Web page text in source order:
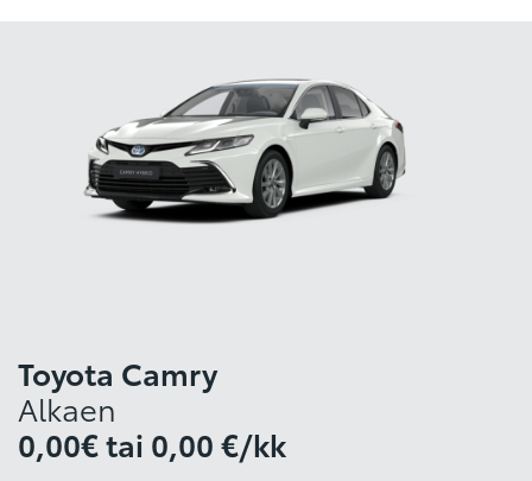
Toyota Camry
Alkaen
0,00€tai 0,00 €/kk